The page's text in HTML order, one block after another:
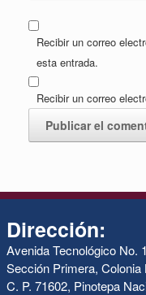
Recibir un correo
esta entrada.
Recibir un correo
Dirección:
Avenida Tecnológico No.
Sección Primera, Colonia
C. P. 71602, Pinotepa